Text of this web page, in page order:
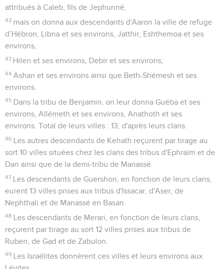
attribués à Caleb, fils de Jephunné,
42 mais on donna aux descendants d'Aaron la ville de refuge
d’Hébron, Libna et ses environs, Jatthir, Eshthemoa et ses
environs,
43 Hilen et ses environs, Debir et ses environs,
44 Ashan et ses environs ainsi que Beth-Shémesh et ses
environs.
45 Dans la tribu de Benjamin, on leur donna Guéba et ses
environs, Allémeth et ses environs, Anathoth et ses
environs. Total de leurs villes : 13, d'après leurs clans.
46 Les autres descendants de Kehath reçurent par tirage au
sort 10 villes situées chez les clans des tribus d'Ephraïm et de
Dan ainsi que de la demi-tribu de Manassé.
47 Les descendants de Guershon, en fonction de leurs clans,
eurent 13 villes prises aux tribus d'Issacar, d'Aser, de
Nephthali et de Manassé en Basan.
48 Les descendants de Merari, en fonction de leurs clans,
reçurent par tirage au sort 12 villes prises aux tribus de
Ruben, de Gad et de Zabulon.
49 Les Israélites donnèrent ces villes et leurs environs aux